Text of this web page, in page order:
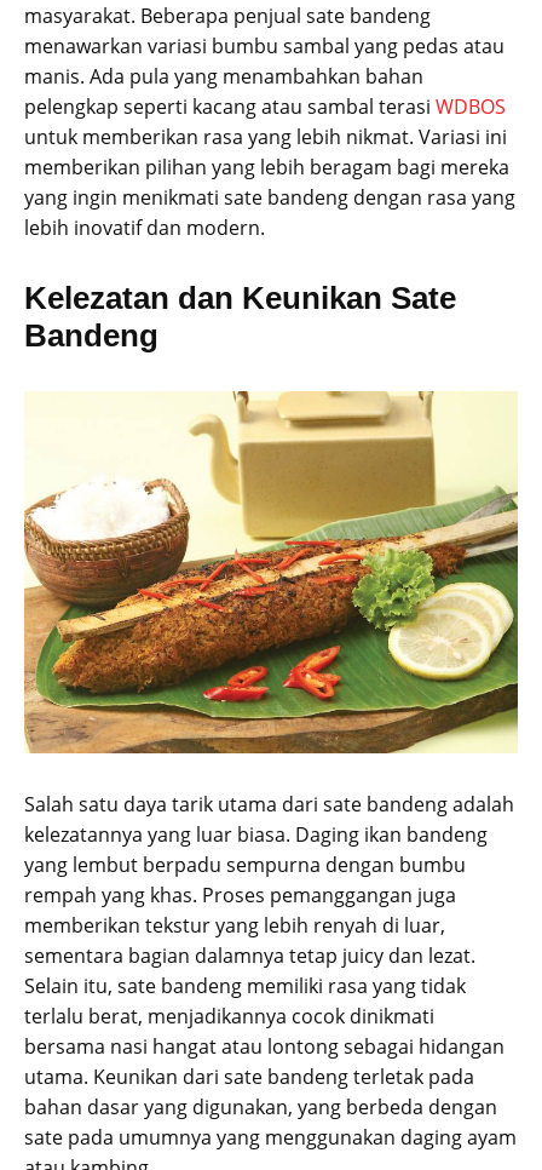
masyarakat. Beberapa penjual sate bandeng
menawarkan variasi bumbu sambal yang pedas atau
manis. Ada pula yang menambahkan bahan
pelengkap seperti kacang atau sambal terasi WDBOS
untuk memberikan rasa yang lebih nikmat. Variasi ini
memberikan pilihan yang lebih beragam bagi mereka
yang ingin menikmati sate bandeng dengan rasa yang
lebih inovatif dan modern.
Kelezatan dan Keunikan Sate
Bandeng
Salah satu daya tarik utama dari sate bandeng adalah
kelezatannya yang luar biasa. Daging ikan bandeng
yang lembut berpadu sempurna dengan bumbu
rempah yang khas. Proses pemanggangan juga
memberikan tekstur yang lebih renyah di luar,
sementara bagian dalamnya tetap juicy dan lezat.
Selain itu, sate bandeng memiliki rasa yang tidak
terlalu berat, menjadikannya cocok dinikmati
bersama nasi hangat atau lontong sebagai hidangan
utama. Keunikan dari sate bandeng terletak pada
bahan dasar yang digunakan, yang berbeda dengan
sate pada umumnya yang menggunakan daging ayam